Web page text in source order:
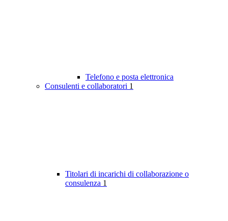
Telefono e posta elettronica
Consulenti e collaboratori 1
Titolari di incarichi di collaborazione o
consulenza 1